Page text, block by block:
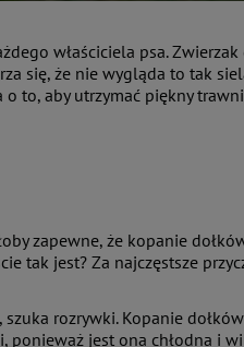
właściciela psa.
się, że nie wygląda to tak
to, aby utrzymać piękny
zapewne, że kopanie
tak jest? Za najczęstsze
rozrywki. Kopanie
ponieważ jest ona chłodna i